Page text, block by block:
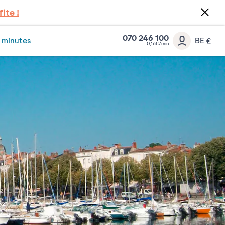
!
070 246 100
0,16€/min BE €